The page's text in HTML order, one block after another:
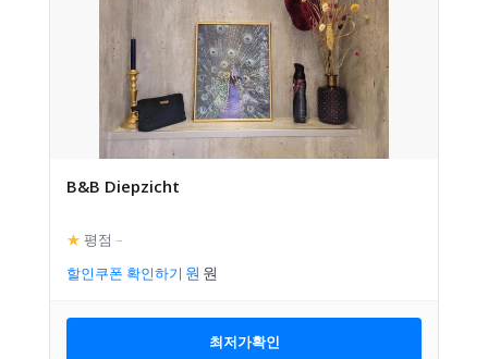
B&B Diepzicht
★ 평점 –
할인쿠폰 확인하기
최저가확인